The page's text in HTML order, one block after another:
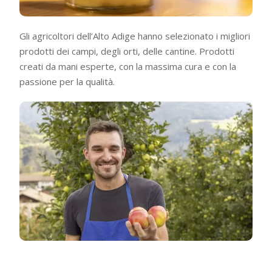
Gli agricoltori dell’Alto Adige hanno selezionato i migliori
prodotti dei campi, degli orti, delle cantine. Prodotti
creati da mani esperte, con la massima cura e con la
passione per la qualità.